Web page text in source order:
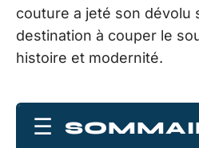
couture a jeté son dévolu
destination à couper le
histoire et modernité.